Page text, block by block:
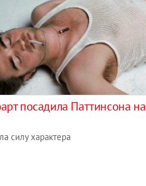
посадила Паттинсона на
силу характера